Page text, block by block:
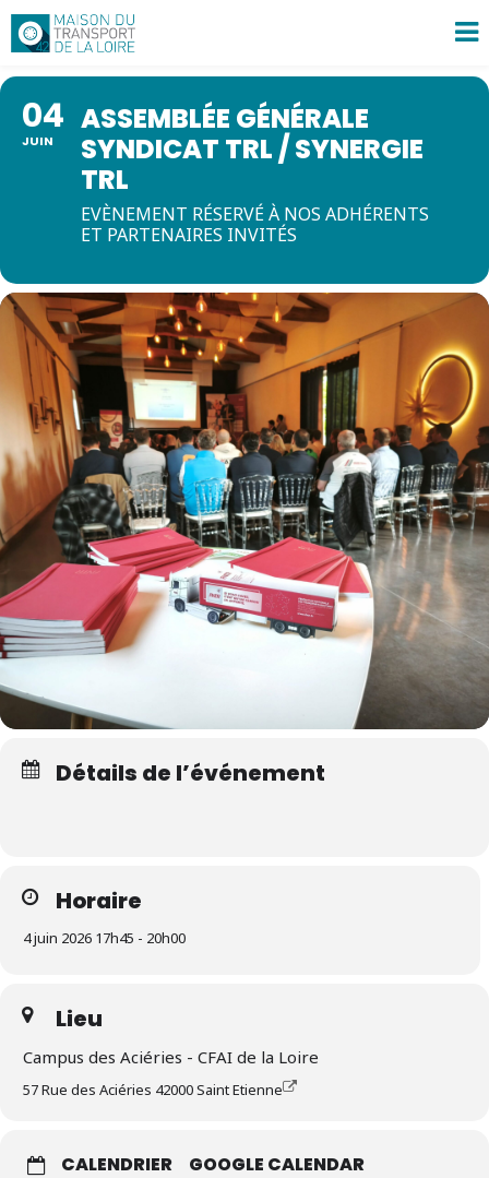
04
JUIN
ASSEMBLÉE GÉNÉRALE
SYNDICAT TRL / SYNERGIE
TRL
EVÈNEMENT RÉSERVÉ À NOS ADHÉRENTS
ET PARTENAIRES INVITÉS
Détails de l’événement
Horaire
4 juin 2026 17h45 - 20h00
Lieu
Campus des Aciéries - CFAI de la Loire
57 Rue des Aciéries 42000 Saint Etienne
CALENDRIER GOOGLE CALENDAR